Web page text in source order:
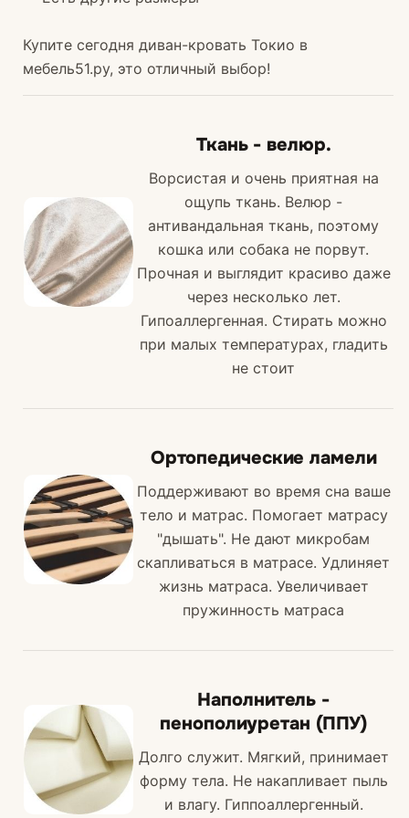
Купите сегодня диван-кровать Токио в
мебель51.ру, это отличный выбор!
Ткань - велюр.
Ворсистая и очень приятная на
ощупь ткань. Велюр -
антивандальная ткань, поэтому
кошка или собака не порвут.
Прочная и выглядит красиво даже
через несколько лет.
Гипоаллергенная. Стирать можно
при малых температурах, гладить
не стоит
Ортопедические ламели
Поддерживают во время сна ваше
тело и матрас. Помогает матрасу
"дышать". Не дают микробам
скапливаться в матрасе. Удлиняет
жизнь матраса. Увеличивает
пружинность матраса
Наполнитель -
пенополиуретан (ППУ)
Долго служит. Мягкий, принимает
форму тела. Не накапливает пыль
и влагу. Гиппоаллергенный.